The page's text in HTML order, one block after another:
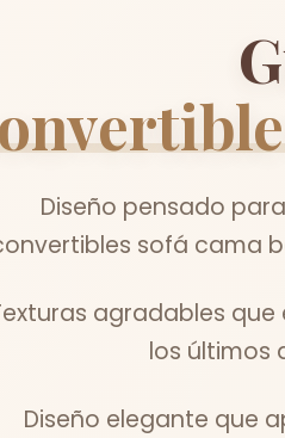
Diseño pensado
sofá cama
agradables
los últimos
Diseño elegante que